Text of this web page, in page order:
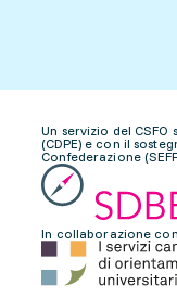
Un servizio del
(CDPE) e con il
Confederazione
In collaborazione